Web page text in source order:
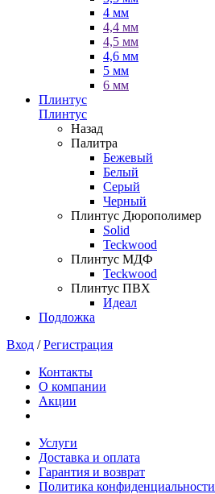
4 мм
4,4 мм
4,5 мм
4,6 мм
5 мм
6 мм
Плинтус
Плинтус
Назад
Палитра
Бежевый
Белый
Серый
Черный
Плинтус Дюрополимер
Solid
Teckwood
Плинтус МДФ
Teckwood
Плинтус ПВХ
Идеал
Подложка
Вход /Регистрация
Контакты
О компании
Акции
Услуги
Доставка и оплата
Гарантия и возврат
Политика конфиденциальности